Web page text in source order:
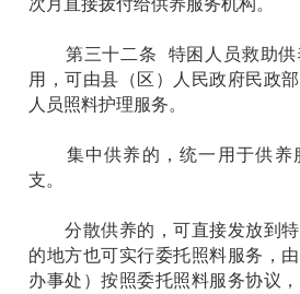
次月直接拨付给供养服务机构。
第三十二条 特困人员救助供
用，可由县（区）人民政府民政
人员照料护理服务。
集中供养的，统一用于供养
支。
分散供养的，可直接发放到特
的地方也可实行委托照料服务，
办事处）按照委托照料服务协议